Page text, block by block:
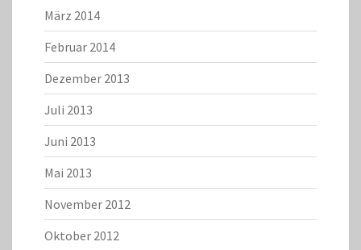
März 2014
Februar 2014
Dezember 2013
Juli 2013
Juni 2013
Mai 2013
November 2012
Oktober 2012